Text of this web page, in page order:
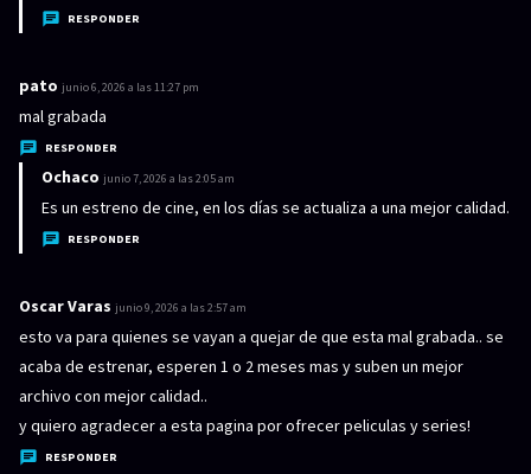
c
RESPONDER
pato d
i
c
e
junio 6, 2026 a las 11:27 pm
mal grabada
RESPONDER
Ochaco d
i
c
junio 7, 2026 a las 2:05 am
Es un estreno de cine, en los días se actualiza a una mejor calidad.
RESPONDER
Oscar Varas d
i
c
e
:
junio 9, 2026 a las 2:57 am
esto va para quienes se vayan a quejar de que esta mal grabada.. se
acaba de estrenar, esperen 1 o 2 meses mas y suben un mejor
archivo con mejor calidad..
y quiero agradecer a esta pagina por ofrecer peliculas y series!
RESPONDER